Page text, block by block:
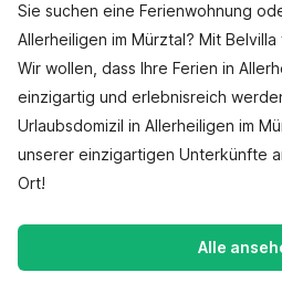
Sie suchen eine Ferienwohnung
Allerheiligen im Mürztal? Mit
Wir wollen, dass Ihre Ferien in
einzigartig und erlebnisreich
Urlaubsdomizil in Allerheiligen im
unserer einzigartigen Unterkünfte
Ort!
Alle